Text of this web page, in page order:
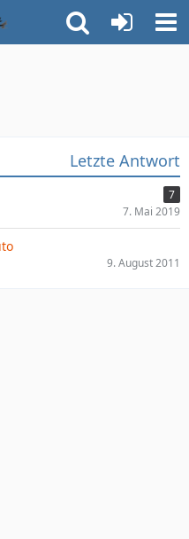
Letzte Antwort
7
7. Mai 2019
9. August 2011